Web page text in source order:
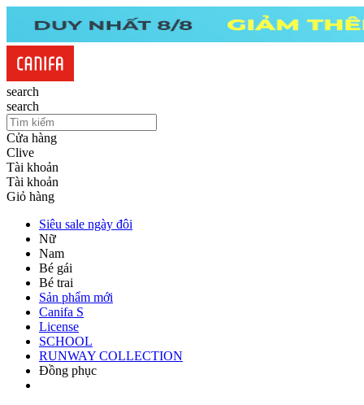
search
search
Cửa hàng
Clive
Tài khoản
Tài khoản
Giỏ hàng
Siêu sale ngày đôi
Nữ
Nam
Bé gái
Bé trai
Sản phẩm mới
Canifa S
License
SCHOOL
RUNWAY COLLECTION
Đồng phục